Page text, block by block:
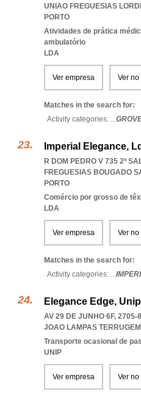
UNIAO FREGUESIAS
PORTO
Atividades de prática
ambulatório
LDA
Ver empresa Ver
Matches in the search for:
Activity categories: ...
Imperial Elegance,
R DOM PEDRO V 735 2º
FREGUESIAS BOUGADO
PORTO
Comércio por grosso de
LDA
Ver empresa Ver
Matches in the search for:
Activity categories: ...
Elegance Edge,
AV 29 DE JUNHO 6F, 2705-
JOAO LAMPAS
Transporte ocasional de
UNIP
Ver empresa Ver